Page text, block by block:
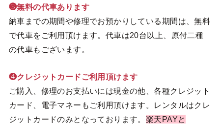
❸無料の代車あります
納車までの期間や修理でお預かりしている期間は、無料
で代車をご利用頂けます。代車は20台以上、原付二種
の代車もございます。
❹クレジットカードご利用頂けます
ご購入、修理のお支払いには現金の他、各種クレジット
カード、電子マネーもご利用頂けます。レンタルはクレ
ジットカードのみとなっております。 楽天PAYと